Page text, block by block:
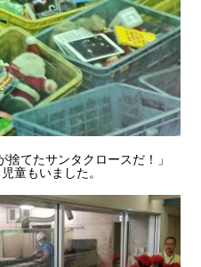
てたサンタクロースだ！」
童もいました。